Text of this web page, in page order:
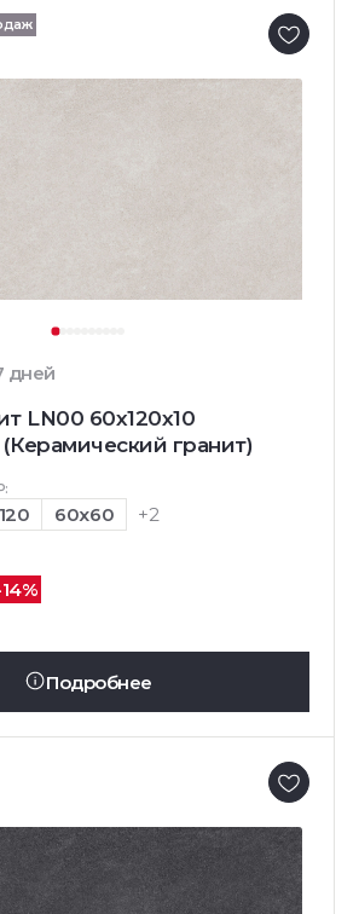
дней
LN00 60x120x10
гранит)
60x60 +2
Подробнее